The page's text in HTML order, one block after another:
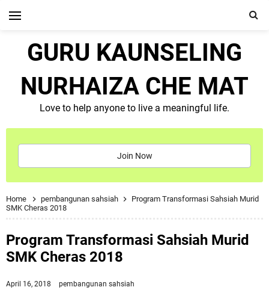
GURU KAUNSELING
NURHAIZA CHE MAT
Love to help anyone to live a meaningful life.
Join Now
Home pembangunan sahsiah
Program Transformasi Sahsiah Murid
SMK Cheras 2018
Program Transformasi Sahsiah Murid
SMK Cheras 2018
April 16, 2018 pembangunan sahsiah